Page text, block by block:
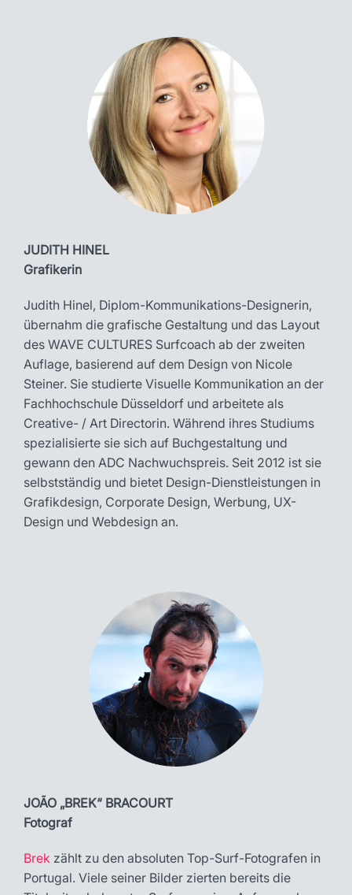
JUDITH HINEL
Grafikerin
Judith Hinel, Diplom-Kommunikations-Designerin,
übernahm die grafische Gestaltung und das Layout
des WAVE CULTURES Surfcoach ab der zweiten
Auflage, basierend auf dem Design von Nicole
Steiner. Sie studierte Visuelle Kommunikation an der
Fachhochschule Düsseldorf und arbeitete als
Creative- / Art Directorin. Während ihres Studiums
spezialisierte sie sich auf Buchgestaltung und
gewann den ADC Nachwuchspreis. Seit 2012 ist sie
selbstständig und bietet Design-Dienstleistungen in
Grafikdesign, Corporate Design, Werbung, UX-
Design und Webdesign an.
JOÃO „BREK“ BRACOURT
Fotograf
Brek zählt zu den absoluten Top-Surf-Fotografen in
Portugal. Viele seiner Bilder zierten bereits die